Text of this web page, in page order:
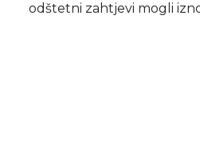
odštetni zahtjevi mogli